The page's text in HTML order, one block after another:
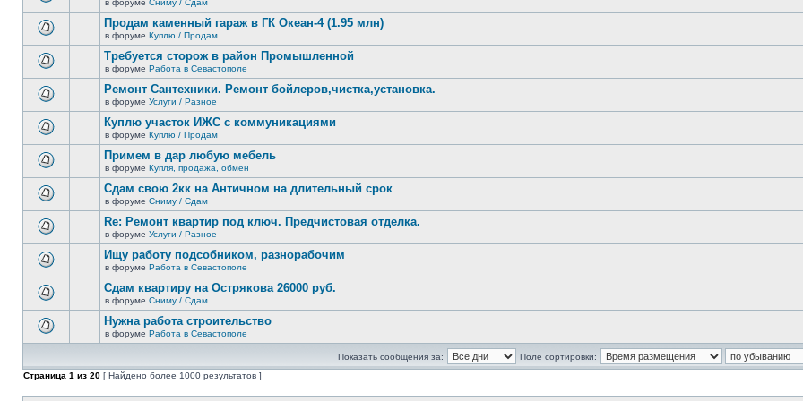
новых
непрочитанных
сообщений.
новых
непрочитанных
сообщений.
в форуме Сниму / Сдам
новых
непрочитанных
сообщений.
Продам каменный гараж в ГК Океан-4 (1.95 млн)
в форуме Куплю / Продам
новых
непрочитанных
сообщений.
Требуется сторож в район Промышленной
в форуме Работа в Севастополе
новых
непрочитанных
сообщений.
Ремонт Сантехники. Ремонт бойлеров,чистка,установка.
в форуме Услуги / Разное
новых
непрочитанных
сообщений.
Куплю участок ИЖС с коммуникациями
в форуме Куплю / Продам
новых
непрочитанных
сообщений.
Примем в дар любую мебель
в форуме Купля, продажа, обмен
новых
непрочитанных
сообщений.
Сдам свою 2кк на Античном на длительный срок
в форуме Сниму / Сдам
новых
непрочитанных
сообщений.
Re: Ремонт квартир под ключ. Предчистовая отделка.
в форуме Услуги / Разное
новых
непрочитанных
сообщений.
Ищу работу подсобником, разнорабочим
в форуме Работа в Севастополе
новых
сообщений.
Сдам квартиру на Острякова 26000 руб.
в форуме Сниму / Сдам
нет
новых
сообщений.
Нужна работа строительство
в форуме Работа в Севастополе
Показать сообщения за:
Поле сортировки:
Страница 1 из 20 [ Найдено более 1000 результатов ]